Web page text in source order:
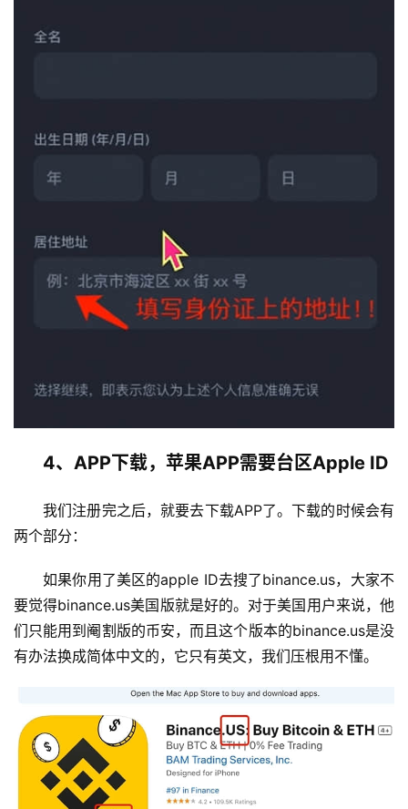
4、APP下载，苹果APP需要台区Apple ID
我们注册完之后，就要去下载APP了。下载的时候会有
两个部分：
如果你用了美区的apple ID去搜了binance.us，大家不
要觉得binance.us美国版就是好的。对于美国用户来说，他
们只能用到阉割版的币安，而且这个版本的binance.us是没
有办法换成简体中文的，它只有英文，我们压根用不懂。